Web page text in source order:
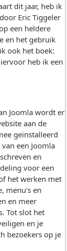
dit jaar, heb ik
Eric Tiggeler
een heldere
en het gebruik
ook het boek:
heb ik een
Joomla wordt er
aan de
geïnstalleerd
een Joomla
en
voor een
het werken met
menu's en
en meer
Tot slot het
en je
bezoekers op je